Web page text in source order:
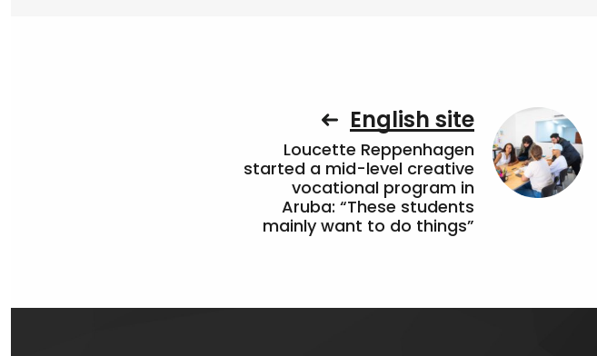
English site
Loucette Reppenhagen
started a mid-level creative
vocational program in
Aruba: “These students
mainly want to do things”